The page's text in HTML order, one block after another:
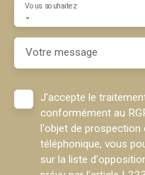
-
Vous souhaitez
Votre message
J'accepte le
conformément au
l'objet de prospection
téléphonique, vous
sur la liste